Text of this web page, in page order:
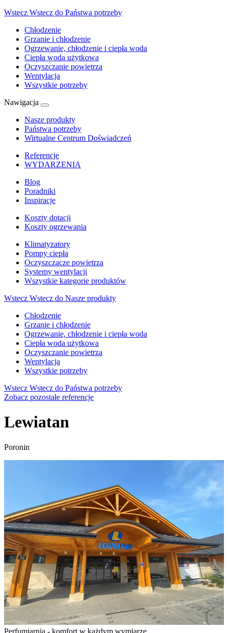
Wstecz Wstecz do Państwa potrzeby
Chłodzenie
Grzanie i chłodzenie
Ogrzewanie, chłodzenie i ciepła woda
Ciepła woda użytkowa
Oczyszczanie powietrza
Wentylacja
Wszystkie potrzeby
Nawigacja
Nasze produkty
Państwa potrzeby
Wirtualne Centrum Doświadczeń
Referencje
WYDARZENIA
Blog
Poradniki
Inspiracje
Koszty dotacji
Koszty ogrzewania
Klimatyzatory
Pompy ciepła
Oczyszczacze powietrza
Systemy wentylacji
Wszystkie kategorie produktów
Wstecz Wstecz do Nasze produkty
Chłodzenie
Grzanie i chłodzenie
Ogrzewanie, chłodzenie i ciepła woda
Ciepła woda użytkowa
Oczyszczanie powietrza
Wentylacja
Wszystkie potrzeby
Wstecz Wstecz do Państwa potrzeby
Zobacz pozostałe referencje
Lewiatan
Poronin